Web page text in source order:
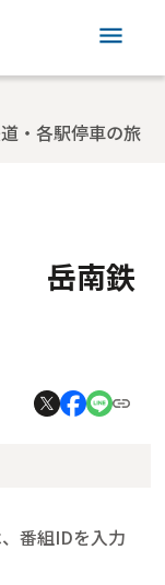
menu
・各駅停車の旅
岳南鉄
番組IDを入力